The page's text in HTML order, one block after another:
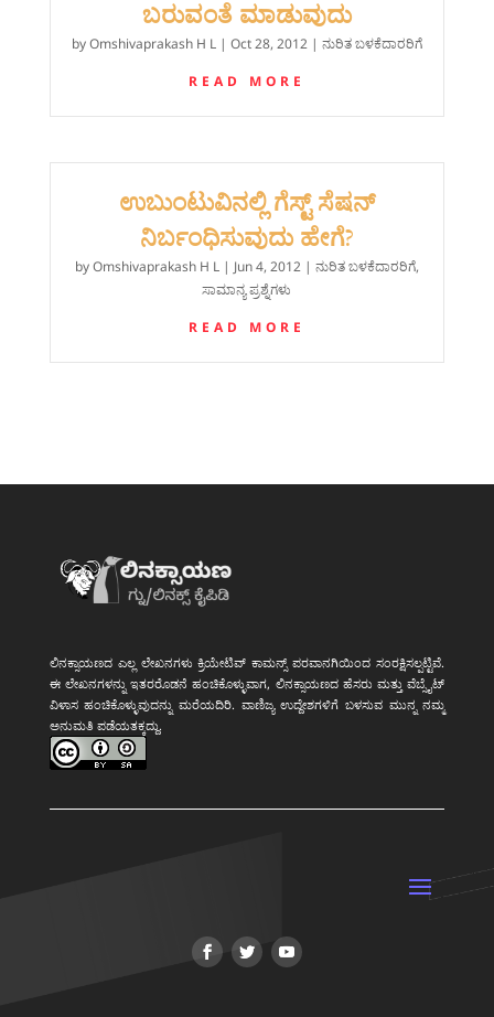
ಬರುವಂತೆ ಮಾಡುವುದು
byOmshivaprakash H L| Oct 28, 2012| ನುರಿತ ಬಳಕೆದಾರರಿಗೆ
READ MORE
ಉಬುಂಟುವಿನಲ್ಲಿ ಗೆಸ್ಟ್ ಸೆಷನ್
ನಿರ್ಬಂಧಿಸುವುದು ಹೇಗೆ?
byOmshivaprakash H L| Jun 4, 2012| ನುರಿತ ಬಳಕೆದಾರರಿಗೆ,
ಸಾಮಾನ್ಯ ಪ್ರಶ್ನೆಗಳು
READ MORE
ಲಿನಕ್ಸಾಯಣದ ಎಲ್ಲ ಲೇಖನಗಳು ಕ್ರಿಯೇಟಿವ್ ಕಾಮನ್ಸ್ ಪರವಾನಗಿಯಿಂದ ಸಂರಕ್ಷಿಸಲ್ಪಟ್ಟಿವೆ.
ಈ ಲೇಖನಗಳನ್ನು ಇತರರೊಡನೆ ಹಂಚಿಕೊಳ್ಳುವಾಗ, ಲಿನಕ್ಸಾಯಣದ ಹೆಸರು ಮತ್ತು ವೆಬ್ಸೈಟ್
ವಿಳಾಸ ಹಂಚಿಕೊಳ್ಳುವುದನ್ನು ಮರೆಯದಿರಿ. ವಾಣಿಜ್ಯ ಉದ್ದೇಶಗಳಿಗೆ ಬಳಸುವ ಮುನ್ನ ನಮ್ಮ
ಅನುಮತಿ ಪಡೆಯತಕ್ಕದ್ದು.